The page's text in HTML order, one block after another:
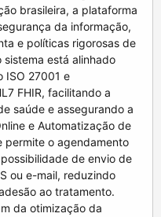
brasileira, a plataforma
da informação,
e políticas rigorosas de
sistema está alinhado
ISO 27001 e
FHIR, facilitando a
saúde e assegurando a
e Automatização de
permite o agendamento
de envio de
ou e-mail, reduzindo
ao tratamento.
da otimização da